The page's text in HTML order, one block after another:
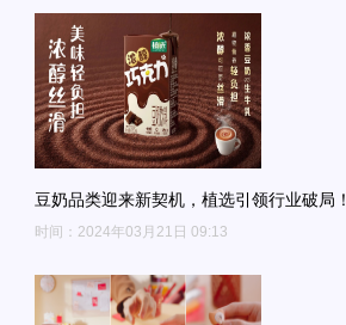
豆奶品类迎来新契机，植选引领行业破局！
时间：2024年03月21日 09:13